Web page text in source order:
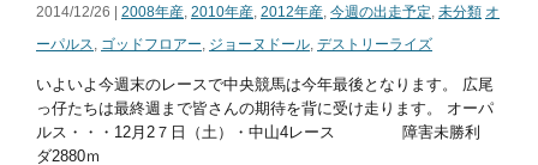
2014/12/26 | 2008年産, 2010年産, 2012年産, 今週の出走予定, 未分類 オ
ーパルス, ゴッドフロアー, ジョーヌドール, デストリーライズ
いよいよ今週末のレースで中央競馬は今年最後となります。 広尾
っ仔たちは最終週まで皆さんの期待を背に受け走ります。 オーパ
ルス・・・12月2７日（土）・中山4レース 障害未勝利
ダ2880ｍ